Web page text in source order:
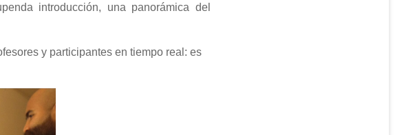
introducción, una panorámica del
y participantes en tiempo real: es